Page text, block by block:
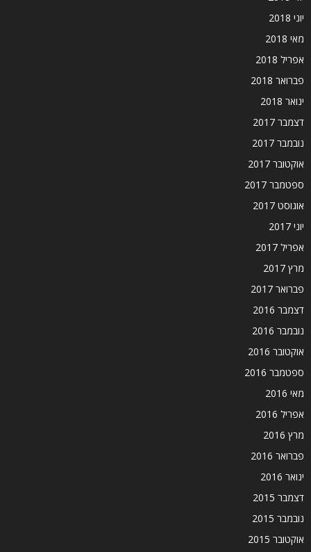
יוני 2018
מאי 2018
אפריל 2018
פברואר 2018
ינואר 2018
דצמבר 2017
נובמבר 2017
אוקטובר 2017
ספטמבר 2017
אוגוסט 2017
יוני 2017
אפריל 2017
מרץ 2017
פברואר 2017
דצמבר 2016
נובמבר 2016
אוקטובר 2016
ספטמבר 2016
מאי 2016
אפריל 2016
מרץ 2016
פברואר 2016
ינואר 2016
דצמבר 2015
נובמבר 2015
אוקטובר 2015